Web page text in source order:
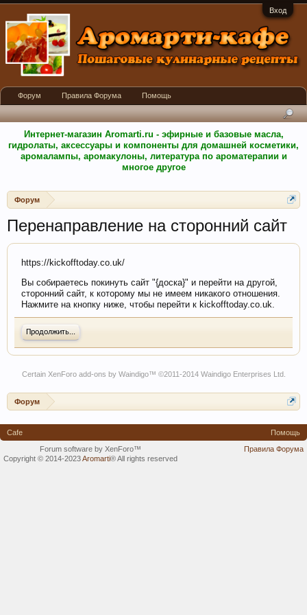
Вход
Интернет-магазин Aromarti.ru - эфирные и базовые масла,
гидролаты, аксессуары и компоненты для домашней косметики,
аромалампы, аромакулоны, литература по ароматерапии и
многое другое
Форум
Перенаправление на сторонний сайт
https://kickofftoday.co.uk/
Вы собираетесь покинуть сайт "{доска}" и перейти на другой,
сторонний сайт, к которому мы не имеем никакого отношения.
Нажмите на кнопку ниже, чтобы перейти к kickofftoday.co.uk.
Продолжить...
Certain XenForo add-ons by Waindigo™ ©2011-2014 Waindigo Enterprises Ltd.
Форум
Форум Правила Форума Помощь
Cafe
Помощь
Правила Форума
Forum software by XenForo™
Copyright © 2014-2023Aromarti®All rights reserved